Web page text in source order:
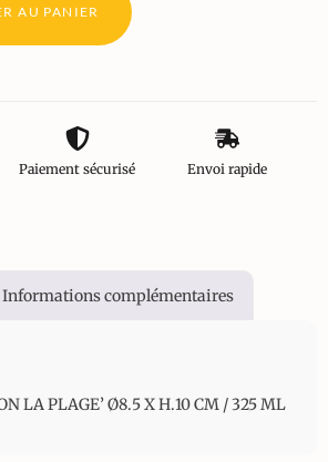
AU PANIER
Paiement sécurisé Envoi rapide
Informations complémentaires
LA PLAGE’ Ø8.5 X H.10 CM / 325 ML